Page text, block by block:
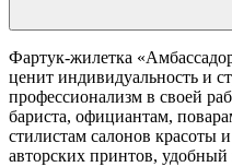
Фартук-жилетка
ценит индивидуальность и
профессионализм в своей
бариста, официантам,
стилистам салонов красоты
авторских принтов,